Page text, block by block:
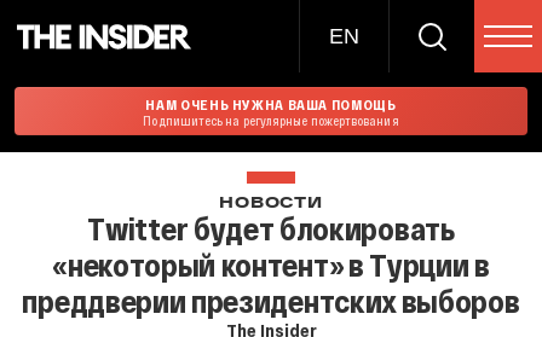
EN
НАМ ОЧЕНЬ НУЖНА ВАША ПОМОЩЬ
Подпишитесь на регулярные пожертвования
НОВОСТИ
Twitter будет блокировать
«некоторый контент» в Турции в
преддверии президентских выборов
The Insider